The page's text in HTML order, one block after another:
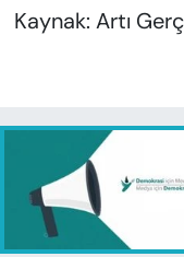
Kaynak: Artı